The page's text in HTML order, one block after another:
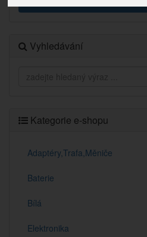
Vyhledávání
Kategorie e-shopu
Adaptéry,Trafa,Měniče
Baterie
Bílá
Elektronika